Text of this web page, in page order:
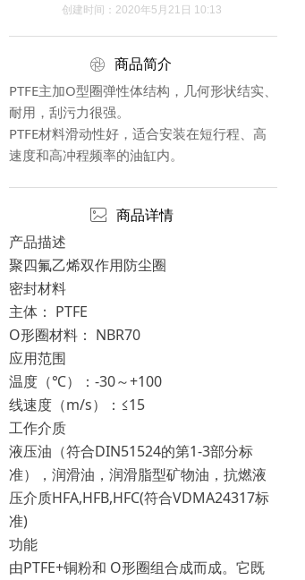
商品简介
创建时间： 2020年5月21日 10:13
PTFE主加O型圈弹性体结构，几何形状结实、
耐用，刮污力很强。
PTFE材料滑动性好，适合安装在短行程、高
速度和高冲程频率的油缸内。
商品详情
产品描述
聚四氟乙烯双作用防尘圈
密封材料
主体： PTFE
O形圈材料： NBR70
应用范围
温度（℃）：-30～+100
线速度（m/s）：≤15
工作介质
液压油（符合DIN51524的第1-3部分标
准），润滑油，润滑脂型矿物油，抗燃液
压介质HFA,HFB,HFC(符合VDMA24317标
准)
功能
由PTFE+铜粉和 O形圈组合成而成。它既
ꁵ
ꂈ